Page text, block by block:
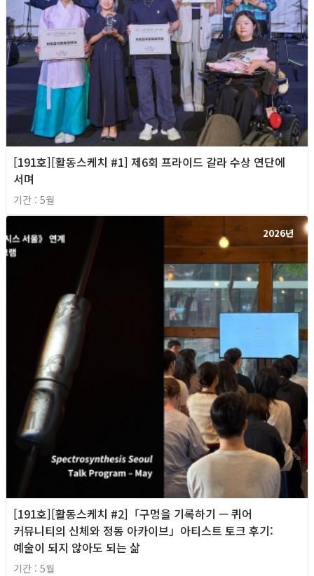
[191호][활동스케치 #1] 제6회 프라이드 갈라 수상 연단에
서며
기간 : 5월
2026년
[191호][활동스케치 #2]「구멍을 기록하기 — 퀴어
커뮤니티의 신체와 정동 아카이브」아티스트 토크 후기:
예술이 되지 않아도 되는 삶
기간 : 5월